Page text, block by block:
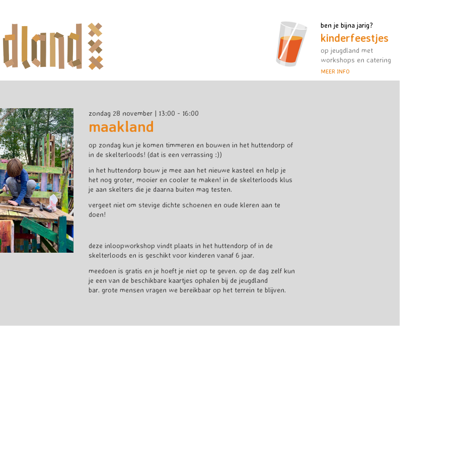
ben je bijna jarig?
kinderfeestjes
op jeugdland met
workshops en catering
MEER INFO
zondag 28 november | 13:00 - 16:00
maakland
op zondag kun je komen timmeren en bouwen in het huttendorp of
in de skelterloods! (dat is een verrassing :))
in het huttendorp bouw je mee aan het nieuwe kasteel en help je
het nog groter, mooier en cooler te maken! in de skelterloods klus
je aan skelters die je daarna buiten mag testen.
vergeet niet om stevige dichte schoenen en oude kleren aan te
doen!
deze inloopworkshop vindt plaats in het huttendorp of in de
skelterloods en is geschikt voor kinderen vanaf 6 jaar.
meedoen is gratis en je hoeft je niet op te geven. op de dag zelf kun
je een van de beschikbare kaartjes ophalen bij de jeugdland
bar. grote mensen vragen we bereikbaar op het terrein te blijven.